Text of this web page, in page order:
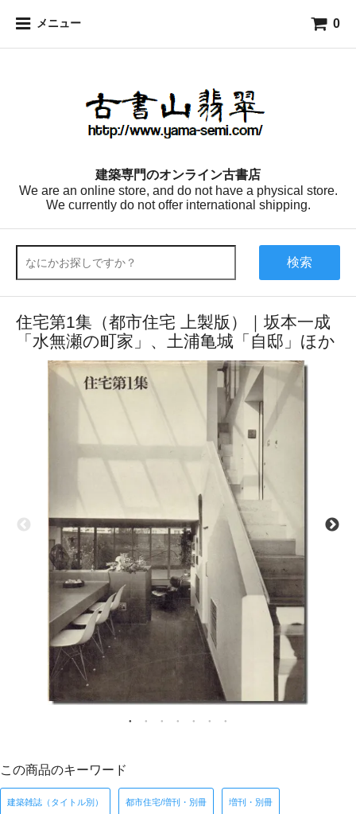
メニュー 0
建築専門のオンライン古書店
We are an online store, and do not have a physical store.
We currently do not offer international shipping.
検索
住宅第1集（都市住宅 上製版）｜坂本一成
「水無瀬の町家」、土浦亀城「自邸」ほか
この商品のキーワード
建築雑誌（タイトル別） 都市住宅/増刊・別冊 増刊・別冊